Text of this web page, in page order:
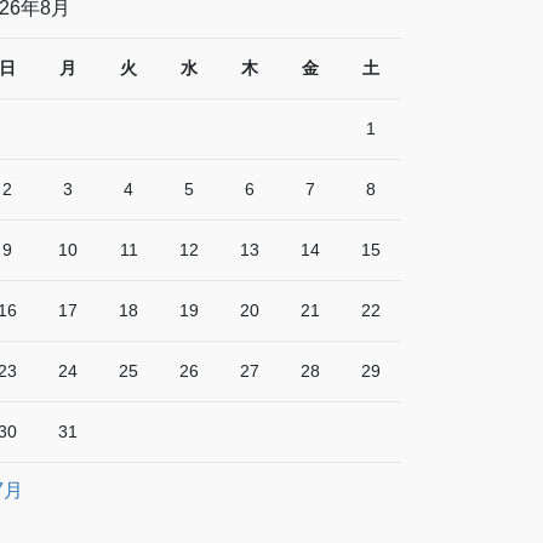
年8月
日 月 火 水 木 金 土
1
2 3 4 5 6 7 8
9 10 11 12 13 14 15
17 18 19 20 21 22
24 25 26 27 28 29
31